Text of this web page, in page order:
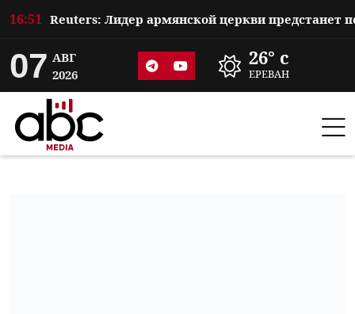
16:51
07 АВГ
2026
26° c
ЕРЕВАН